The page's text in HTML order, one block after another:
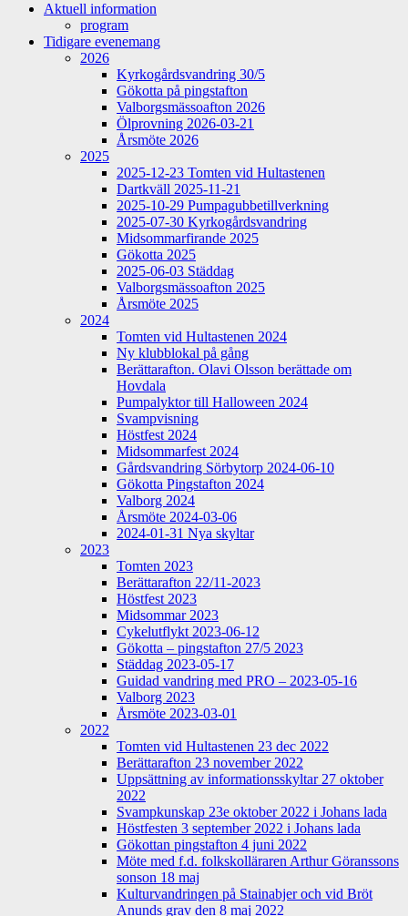
Aktuell information
program
Tidigare evenemang
2026
Kyrkogårdsvandring 30/5
Gökotta på pingstafton
Valborgsmässoafton 2026
Ölprovning 2026-03-21
Årsmöte 2026
2025
2025-12-23 Tomten vid Hultastenen
Dartkväll 2025-11-21
2025-10-29 Pumpagubbetillverkning
2025-07-30 Kyrkogårdsvandring
Midsommarfirande 2025
Gökotta 2025
2025-06-03 Städdag
Valborgsmässoafton 2025
Årsmöte 2025
2024
Tomten vid Hultastenen 2024
Ny klubblokal på gång
Berättarafton. Olavi Olsson berättade om
Hovdala
Pumpalyktor till Halloween 2024
Svampvisning
Höstfest 2024
Midsommarfest 2024
Gårdsvandring Sörbytorp 2024-06-10
Gökotta Pingstafton 2024
Valborg 2024
Årsmöte 2024-03-06
2024-01-31 Nya skyltar
2023
Tomten 2023
Berättarafton 22/11-2023
Höstfest 2023
Midsommar 2023
Cykelutflykt 2023-06-12
Gökotta – pingstafton 27/5 2023
Städdag 2023-05-17
Guidad vandring med PRO – 2023-05-16
Valborg 2023
Årsmöte 2023-03-01
2022
Tomten vid Hultastenen 23 dec 2022
Berättarafton 23 november 2022
Uppsättning av informationsskyltar 27 oktober
2022
Svampkunskap 23e oktober 2022 i Johans lada
Höstfesten 3 september 2022 i Johans lada
Gökottan pingstafton 4 juni 2022
Möte med f.d. folkskolläraren Arthur Göranssons
sonson 18 maj
Kulturvandringen på Stainabjer och vid Bröt
Anunds grav den 8 maj 2022